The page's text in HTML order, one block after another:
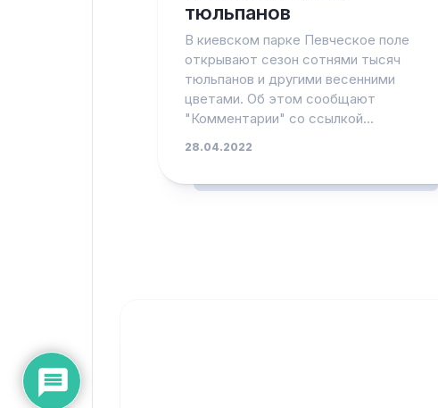
тюльпанов
В киевском парке Певческое поле
открывают сезон сотнями тысяч
тюльпанов и другими весенними
цветами. Об этом сообщают
"Комментарии" со ссылкой...
28.04.2022